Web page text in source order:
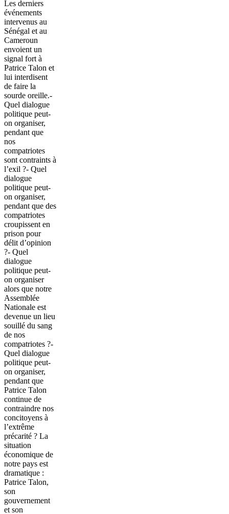
Les derniers
événements
intervenus au
Sénégal et au
Cameroun
envoient un
signal fort à
Patrice Talon et
lui interdisent
de faire la
sourde oreille.-
Quel dialogue
politique peut-
on organiser,
pendant que
nos
compatriotes
sont contraints à
l’exil ?- Quel
dialogue
politique peut-
on organiser,
pendant que des
compatriotes
croupissent en
prison pour
délit d’opinion
?- Quel
dialogue
politique peut-
on organiser
alors que notre
Assemblée
Nationale est
devenue un lieu
souillé du sang
de nos
compatriotes ?-
Quel dialogue
politique peut-
on organiser,
pendant que
Patrice Talon
continue de
contraindre nos
concitoyens à
l’extrême
précarité ? La
situation
économique de
notre pays est
dramatique :
Patrice Talon,
son
gouvernement
et son